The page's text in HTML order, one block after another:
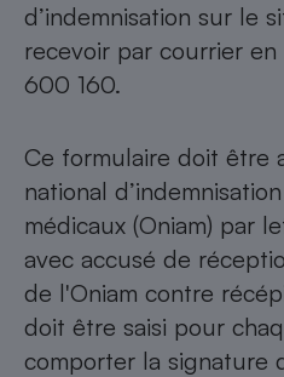
d’indemnisation sur le
recevoir par courrier
600 160.
Ce formulaire doit être
national
médicaux (Oniam) par
avec accusé de
de l'Oniam contre
doit être saisi pour
comporter la signature